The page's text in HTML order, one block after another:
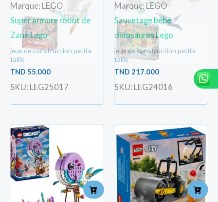
Marque: LEGO
Super armure robot de
Zane Lego
jeux de construction petite
taille
TND 55.000
SKU: LEG25017
Marque: LEGO
Sauvetage bébé
dinosaures Lego
jeux de construction petite
taille
TND 217.000
SKU: LEG24016